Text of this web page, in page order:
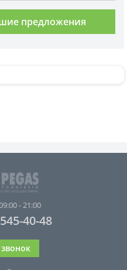
предложения
- 21:00
40-48